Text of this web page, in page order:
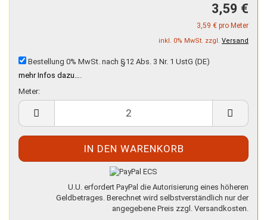
3,59 €
3,59 € pro Meter
inkl. 0% MwSt. zzgl. Versand
Bestellung 0% MwSt. nach §12 Abs. 3 Nr. 1 UstG (DE)
mehr Infos dazu…
Meter:
Meter
U.U. erfordert PayPal die Autorisierung eines höheren
Geldbetrages. Berechnet wird selbstverständlich nur der
angegebene Preis zzgl. Versandkosten.